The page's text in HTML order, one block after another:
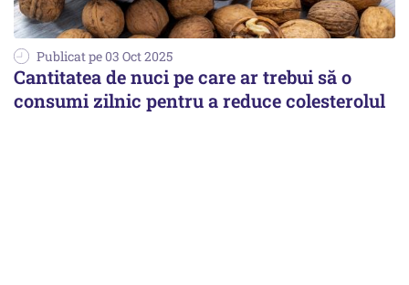
Publicat pe 03 Oct 2025
Cantitatea de nuci pe care ar trebui să o
consumi zilnic pentru a reduce colesterolul